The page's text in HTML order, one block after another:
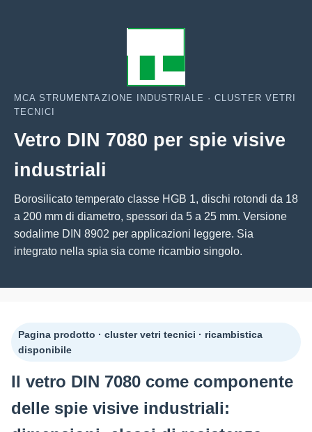
MCA STRUMENTAZIONE INDUSTRIALE · CLUSTER VETRI
TECNICI
Vetro DIN 7080 per spie visive
industriali
Borosilicato temperato classe HGB 1, dischi rotondi da 18
a 200 mm di diametro, spessori da 5 a 25 mm. Versione
sodalime DIN 8902 per applicazioni leggere. Sia
integrato nella spia sia come ricambio singolo.
Pagina prodotto · cluster vetri tecnici · ricambistica
disponibile
Il vetro DIN 7080 come componente
delle spie visive industriali: